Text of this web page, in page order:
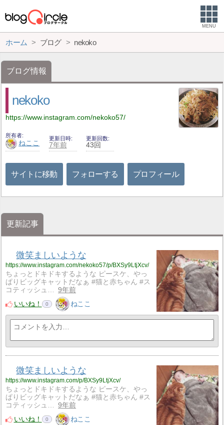
MENU
ホーム ブログ nekoko
ブログ情報
nekoko
https://www.instagram.com/nekoko57/
所有者
ねここ
更新日時
7年前
更新回数
43回
サイトに移動 フォローする プロフィール
更新記事
微笑ましいような
https://www.instagram.com/nekoko57/p/BXSy9LtjXcv/
ちょっとドキドキするような ピースケ、やっ
ぱりビッグキャットだなぁ #猫と赤ちゃん #ス
コティッシュ…
9年前
いいね！
0 ねここ
微笑ましいような
https://www.instagram.com/p/BXSy9LtjXcv/
ちょっとドキドキするような ピースケ、やっ
ぱりビッグキャットだなぁ #猫と赤ちゃん #ス
コティッシュ…
9年前
いいね！
0 ねここ